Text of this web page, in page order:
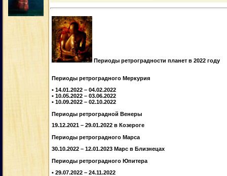
Периоды ретроградности планет в 2022 году
Периоды ретроградного Меркурия
• 14.01.2022 – 04.02.2022
• 10.05.2022 – 03.06.2022
• 10.09.2022 – 02.10.2022
Периоды ретроградной Венеры
19.12.2021 – 29.01.2022 в Козероге
Периоды ретроградного Марса
30.10.2022 – 12.01.2023 Марс в Близнецах
Периоды ретроградного Юпитера
• 29.07.2022 – 24.11.2022